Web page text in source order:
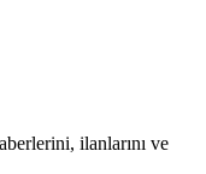
ilanlarını ve